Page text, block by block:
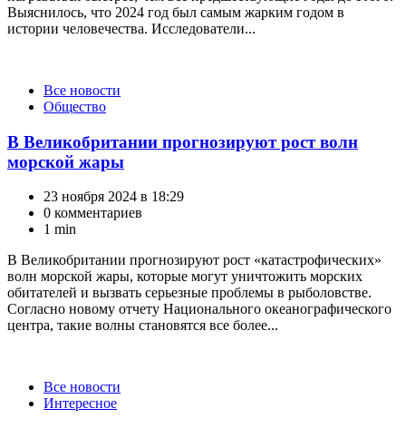
Выяснилось, что 2024 год был самым жарким годом в
истории человечества. Исследователи...
КатегорииВсе новости
Общество
В Великобритании прогнозируют рост волн
морской жары
23 ноября 2024 в 18:29
0 комментариев
1 min
В Великобритании прогнозируют рост «катастрофических»
волн морской жары, которые могут уничтожить морских
обитателей и вызвать серьезные проблемы в рыболовстве.
Согласно новому отчету Национального океанографического
центра, такие волны становятся все более...
КатегорииВсе новости
Интересное